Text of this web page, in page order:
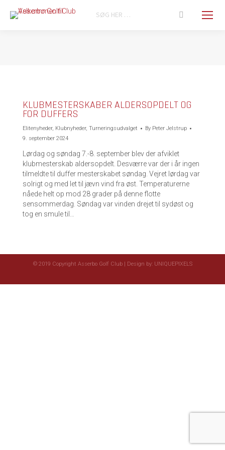
Search:
KLUBMESTERSKABER ALDERSOPDELT OG
FOR DUFFERS
Elitenyheder, Klubnyheder, Turneringsudvalget By Peter Jelstrup
9. september 2024
Lørdag og søndag 7.-8. september blev der afviklet
klubmesterskab aldersopdelt. Desværre var der i år ingen
tilmeldte til duffer mesterskabet søndag. Vejret lørdag var
solrigt og med let til jævn vind fra øst. Temperaturerne
nåede helt op mod 28 grader på denne flotte
sensommerdag. Søndag var vinden drejet til sydøst og
tog en smule til…
© 2019 Copyright Asserbo Golf Club | Design by: UNIQUEPIXELS